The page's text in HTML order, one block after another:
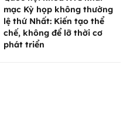
mạc Kỳ họp không thường
lệ thứ Nhất: Kiến tạo thể
chế, không để lỡ thời cơ
phát triển